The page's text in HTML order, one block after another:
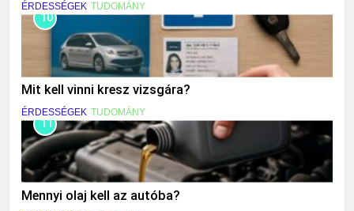
ÉRDESSÉGEK TUDOMÁNY
10
Mit kell vinni kresz vizsgára?
ÉRDESSÉGEK TUDOMÁNY
11
Mennyi olaj kell az autóba?